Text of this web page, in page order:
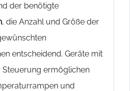
der benötigte
, die Anzahl und Größe der
entscheidend. Geräte mit
ermöglichen
und